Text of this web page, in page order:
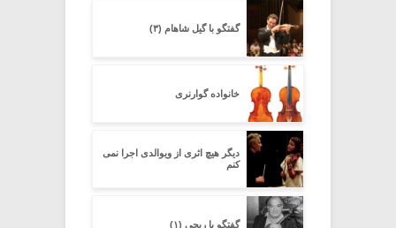
گفتگو با گیل شاهام (۳)
خانواده گوارنری
دیگر هیچ اثرى از ویوالدى اجرا نمى
کنم
گفتگو با ریچی (۱)